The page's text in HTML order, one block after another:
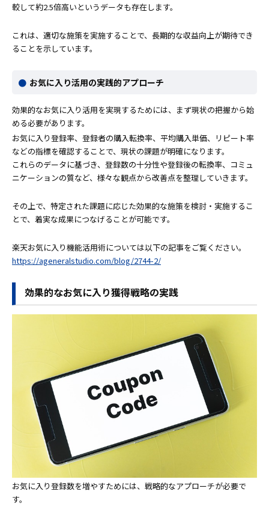
較して約2.5倍高いというデータも存在します。
これは、適切な施策を実施することで、長期的な収益向上が期待でき
ることを示しています。
お気に入り活用の実践的アプローチ
効果的なお気に入り活用を実現するためには、まず現状の把握から始
める必要があります。
お気に入り登録率、登録者の購入転換率、平均購入単価、リピート率
などの指標を確認することで、現状の課題が明確になります。
これらのデータに基づき、登録数の十分性や登録後の転換率、コミュ
ニケーションの質など、様々な観点から改善点を整理していきます。
その上で、特定された課題に応じた効果的な施策を検討・実施するこ
とで、着実な成果につなげることが可能です。
楽天お気に入り機能活用術については以下の記事をご覧ください。
https://ageneralstudio.com/blog/2744-2/
効果的なお気に入り獲得戦略の実践
お気に入り登録数を増やすためには、戦略的なアプローチが必要で
す。